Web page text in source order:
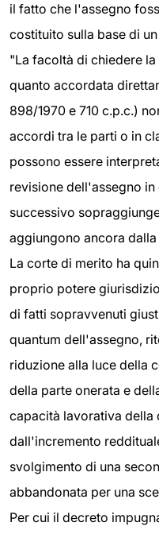
il fatto che l'assegno
costituito sulla base di
"La facoltà di chiedere
quanto accordata
898/1970 e 710 c.p.c.)
accordi tra le parti o in
possono essere
revisione dell'assegno
successivo
aggiungono ancora dalla
La corte di merito ha
proprio potere
di fatti sopravvenuti
quantum dell'assegno,
riduzione alla luce della
della parte onerata e
capacità lavorativa della
dall'incremento
svolgimento di una
abbandonata per una
Per cui il decreto